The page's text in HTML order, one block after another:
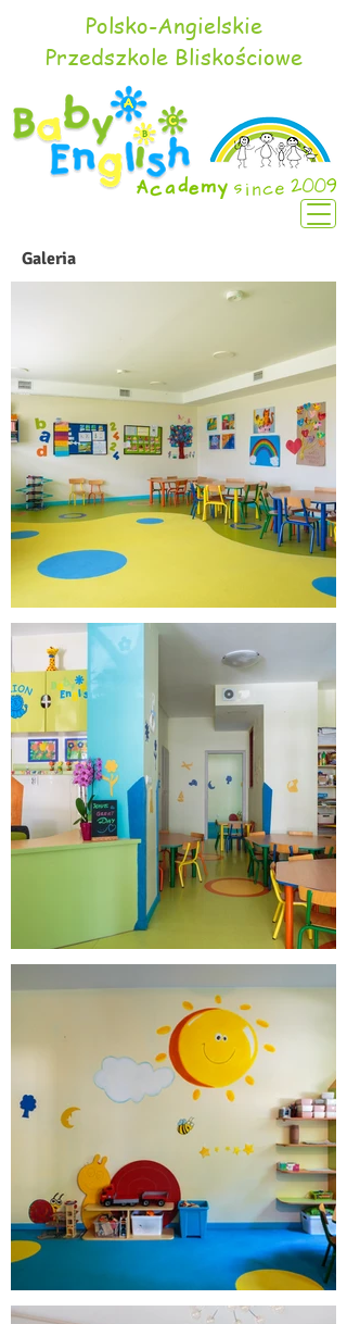
Polsko-Angielskie
Przedszkole Bliskościowe
Galeria